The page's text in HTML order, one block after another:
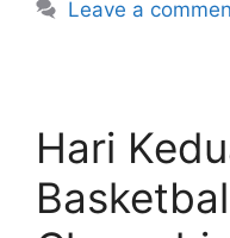
Leave a
Hari